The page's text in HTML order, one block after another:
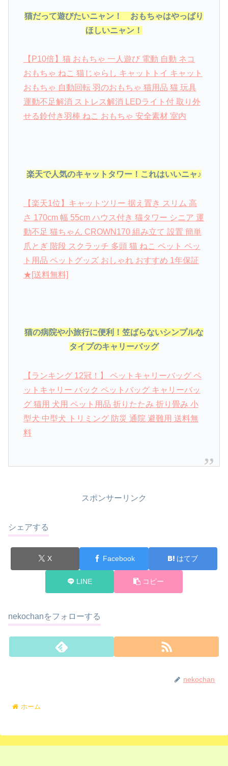
猫だって遊びたいニャン！ おもちゃはやっぱり
ほしいニャン！
【P10倍】猫 おもちゃ 一人遊び 電動 自動 ネコ
おもちゃ ねこ 猫じゃらし キャットトイ キャット
おもちゃ 自動回転 羽のおもちゃ 猫用品 猫 玩具
運動不足解消 ストレス解消 LEDライト付 取り外
せる鈴付き羽棒 ねこ おもちゃ 安全素材 室内
楽天で人気のキャットタワー！これはいいニャ♪
【楽天1位】キャットツリー 据え置き スリム 高
さ 170cm 幅 55cm ハウス付き 猫タワー シニア 運
動不足 猫ちゃん CROWN170 組み立て 設置 簡単
爪とぎ 階段 スクラッチ 多頭 猫 ねこ ペット ペッ
ト用品 ペットグッズ おしゃれ おすすめ 1年保証
★[送料無料]
猫の病院や小旅行に便利！笠ばらないシンプルな
タイプのキャリーバッグ
【ランキング 12冠！】 ペットキャリーバッグ ペ
ットキャリー バック ペットバッグ キャリーバッ
グ 猫用 犬用 ペット用品 折りたたみ 折り畳み 小
型犬 中型犬 トリミング 防災 通院 避難用 送料無
料
スポンサーリンク
シェアする
X Facebook はてブ
LINE コピー
nekochanをフォローする
nekochan
ホーム